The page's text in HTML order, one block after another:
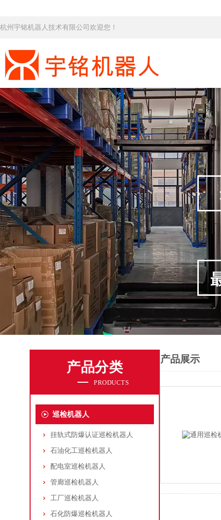
杭州宇铭机器人技术有限公司欢迎您！
产品分类
PRODUCTS
巡检机器人
挂轨式防爆认证巡检机器人
石油化工巡检机器人
配电室巡检机器人
管廊巡检机器人
工厂巡检机器人
石化防爆巡检机器人
产品展示